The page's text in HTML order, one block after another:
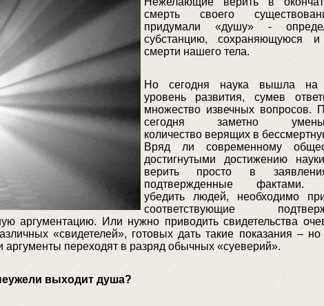
смерть своего
придумали «душу» -
субстанцию, сохраняющуюся
смерти нашего тела.
Но сегодня наука вышла на
уровень развития, сумев
множество извечных вопросов.
сегодня заметно
количество верящих в
Вряд ли современному
достигнутыми достижению
верить просто в
подтвержденные фактами.
убедить людей, необходимо
соответствующие
аргументацию. Или нужно приводить свидетельства
«свидетелей», готовых дать такие показания –
аргументы переходят в разряд обычных «суеверий».
выходит душа?